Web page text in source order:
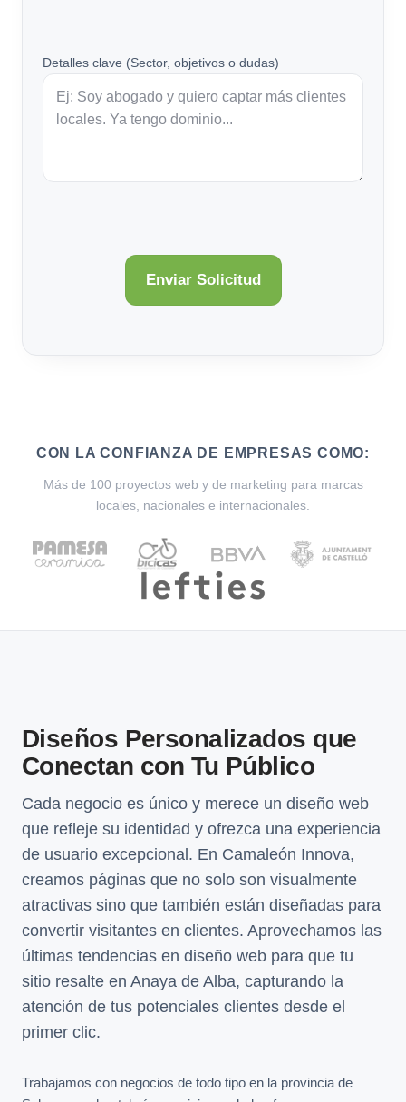
Detalles clave (Sector, objetivos o dudas)
CON LA CONFIANZA DE EMPRESAS COMO:
Más de 100 proyectos web y de marketing para marcas
locales, nacionales e internacionales.
Diseños Personalizados que
Conectan con Tu Público
Cada negocio es único y merece un diseño web
que refleje su identidad y ofrezca una experiencia
de usuario excepcional. En Camaleón Innova,
creamos páginas que no solo son visualmente
atractivas sino que también están diseñadas para
convertir visitantes en clientes. Aprovechamos las
últimas tendencias en diseño web para que tu
sitio resalte en Anaya de Alba, capturando la
atención de tus potenciales clientes desde el
primer clic.
Trabajamos con negocios de todo tipo en la provincia de